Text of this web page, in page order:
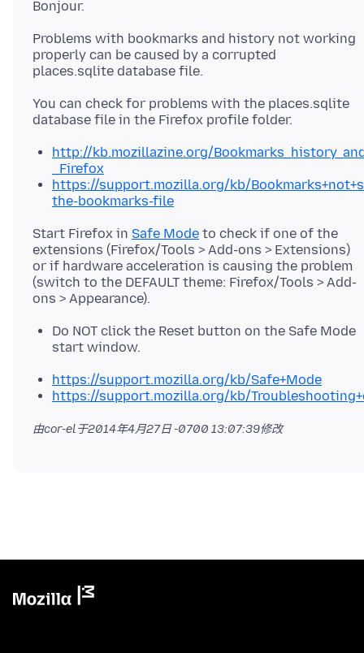
Problems with bookmarks and history not working
properly can be caused by a corrupted
You can check for problems with the places.sqlite
http://kb.mozillazine.org/
_Firefox
https://support.mozilla.org/kb/
the-bookmarks-file
Start Firefox in Safe Mode to check if one of the
extensions (Firefox/Tools > Add-ons > Extensions)
or if hardware acceleration is causing the problem
(switch to the DEFAULT theme: Firefox/Tools > Add-
Do NOT click the Reset button on the Safe Mode
start window.
https://support.mozilla.org/kb/Safe+Mode
https://support.mozilla.org/kb/
由cor-el于2014年4月27日 -0700 13:07:39修改